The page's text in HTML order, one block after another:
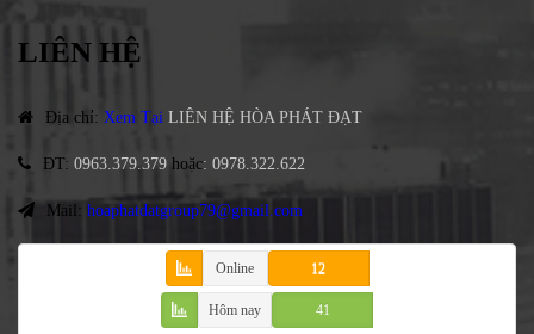
LIÊN HỆ
Địa chỉ: Xem Tại LIÊN HỆ HÒA PHÁT ĐẠT
ĐT: 0963.379.379 hoặc: 0978.322.622
Mail: hoaphatdatgroup79@gmail.com
Online 12
Hôm nay 41